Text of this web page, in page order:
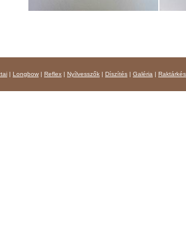
| Longbow | Reflex | Nyílvesszők | Díszítés | Galéria |